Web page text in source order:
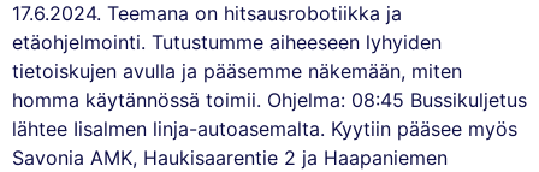
17.6.2024. Teemana on hitsausrobotiikka ja
etäohjelmointi. Tutustumme aiheeseen lyhyiden
tietoiskujen avulla ja pääsemme näkemään, miten
homma käytännössä toimii. Ohjelma: 08:45 Bussikuljetus
lähtee Iisalmen linja-autoasemalta. Kyytiin pääsee myös
Savonia AMK, Haukisaarentie 2 ja Haapaniemen